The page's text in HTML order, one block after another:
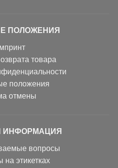
ПОЛОЖЕНИЯ
товара
положения
отмены
ИНФОРМАЦИЯ
вопросы
этикетках